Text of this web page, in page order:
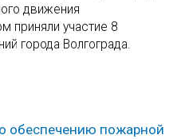
движения
приняли участие 8
города Волгограда.
обеспечению пожарной